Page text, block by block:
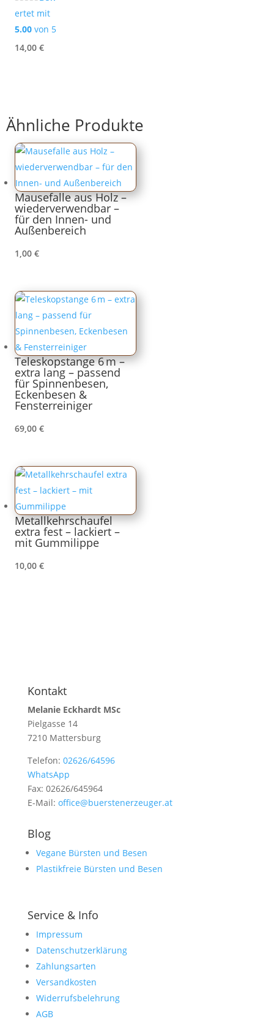
ertet mit
5.00 von 5
14,00 €
Ähnliche Produkte
Mausefalle aus Holz –
wiederverwendbar –
für den Innen- und
Außenbereich
1,00 €
Teleskopstange 6 m –
extra lang – passend
für Spinnenbesen,
Eckenbesen &
Fensterreiniger
69,00 €
Metallkehrschaufel
extra fest – lackiert –
mit Gummilippe
10,00 €
Kontakt
Melanie Eckhardt MSc
Pielgasse 14
7210 Mattersburg
Telefon: 02626/64596
WhatsApp
Fax: 02626/645964
E-Mail: office@buerstenerzeuger.at
Blog
Vegane Bürsten und Besen
Plastikfreie Bürsten und Besen
Service & Info
Impressum
Datenschutzerklärung
Zahlungsarten
Versandkosten
Widerrufsbelehrung
AGB